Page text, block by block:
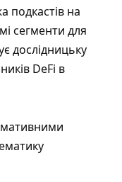
подкастів на
сегменти для
дослідницьку
DeFi в